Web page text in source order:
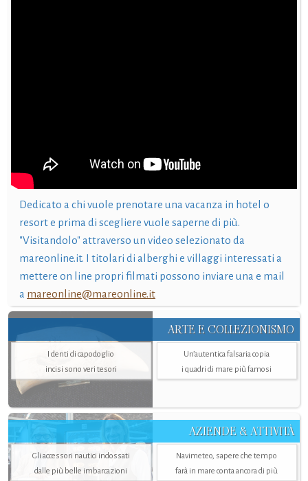
Dedicato a chi vuole prenotare una vacanza in hotel o
resort e prima di scegliere vuole saperne di più.
"Visitandolo" attraverso un video selezionato da
mareonline.it. I titolari di alberghi e villaggi interessati a
mettere on line propri filmati possono inviare una e mail
a mareonline@mareonline.it
ARTE E COLLEZIONISMO
I denti di capodoglio
incisi sono veri tesori
Un’autentica falsaria copia
i quadri di mare più famosi
AZIENDE & ATTIVITÀ
Gli accessori nautici indossati
dalle più belle imbarcazioni
Navimeteo, sapere che tempo
farà in mare conta ancora di più